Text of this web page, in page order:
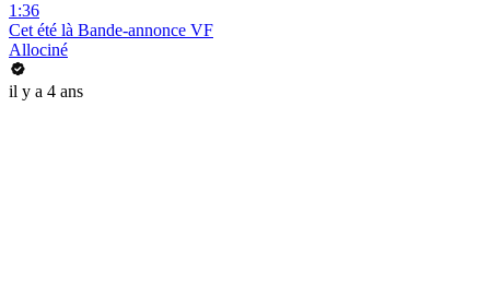
1:36
Cet été là Bande-annonce VF
Allociné
il y a 4 ans